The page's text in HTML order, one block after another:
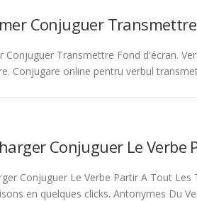
Conjuguer
Conjuguer Transmettre Fond d'écran.
Conjugare online pentru verbul
Conjuguer Le Verbe
Conjuguer Le Verbe Partir A Tout
en quelques clicks. Antonymes Du